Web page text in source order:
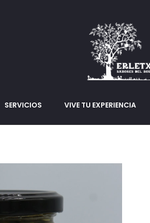
SERVICIOS VIVE TU EXPERIENCIA